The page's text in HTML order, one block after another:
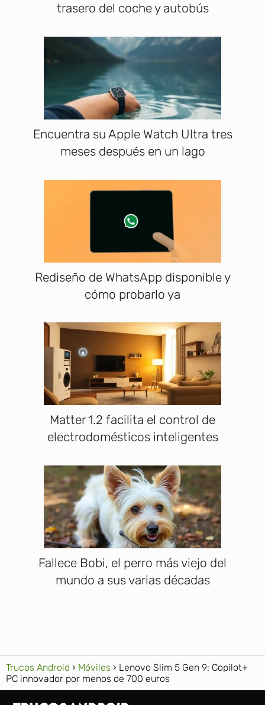
trasero del coche y autobús
Encuentra su Apple Watch Ultra tres
meses después en un lago
Rediseño de WhatsApp disponible y
cómo probarlo ya
Matter 1.2 facilita el control de
electrodomésticos inteligentes
Fallece Bobi, el perro más viejo del
mundo a sus varias décadas
Trucos Android Móviles
Lenovo Slim 5 Gen 9: Copilot+
PC innovador por menos de 700 euros